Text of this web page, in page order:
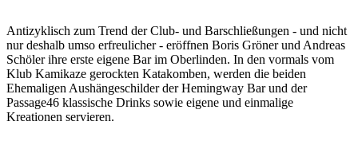
Antizyklisch zum Trend der Club- und Barschließungen - und nicht
nur deshalb umso erfreulicher - eröffnen Boris Gröner und Andreas
Schöler ihre erste eigene Bar im Oberlinden. In den vormals vom
Klub Kamikaze gerockten Katakomben, werden die beiden
Ehemaligen Aushängeschilder der Hemingway Bar und der
Passage46 klassische Drinks sowie eigene und einmalige
Kreationen servieren.